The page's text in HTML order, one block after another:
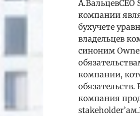
компании
бухучете
владельцев
синоним
компании,
обязательств.
компания
stakeholder’ам.